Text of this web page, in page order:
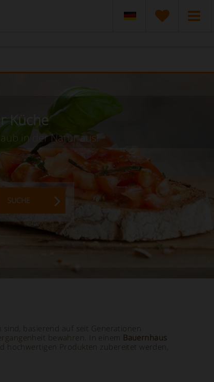
Küche
in der Natur aus!
SUCHE
basierend auf seit Generationen
bewahren. In einem Bauernhaus
hochwertigen Produkten zubereitet werden,